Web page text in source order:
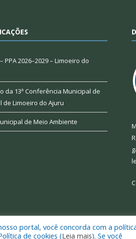
PPA 2026–2029 – Limoeiro do
da 13ª Conferência Municipal de
de Limoeiro do Ajuru
de Meio Ambiente
Mapa do Site
portal, você concorda com a
de cookies (Leia mais). Se você